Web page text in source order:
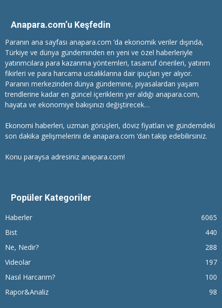
Anapara.com’u Keşfedin
Paranın ana sayfası anapara.com ’da ekonomik veriler dışında,
Türkiye ve dünya gündeminden en yeni ve özel haberleriyle
yatırımcılara para kazanma yöntemleri, tasarruf önerileri, yatırım
fikirleri ve para harcama ustalıklarına dair ipuçları yer alıyor.
Paranın merkezinden dünya gündemine, piyasalardan yaşam
trendlerine kadar en güncel içeriklerin yer aldığı anapara.com,
hayata ve ekonomiye bakışınızı değiştirecek…
Ekonomi haberleri, uzman görüşleri, döviz fiyatları ve gündemdeki
son dakika gelişmelerini de anapara.com ‘dan takip edebilirsiniz.
Konu paraysa adresiniz anapara.com!
Popüler Kategoriler
Haberler
6065
Bist
440
Ne, Nedir?
288
Videolar
197
Nasıl Harcarım?
100
Rapor&Analiz
98